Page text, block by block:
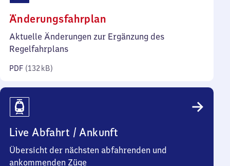
Änderungsfahrplan
132
Aktuelle Änderungen zur Ergänzung des
Regelfahrplans
PDF (132 kB)
Live Abfahrt / Ankunft
Übersicht der nächsten abfahrenden und
ankommenden Züge